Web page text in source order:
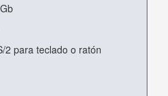
2 para teclado o ratón